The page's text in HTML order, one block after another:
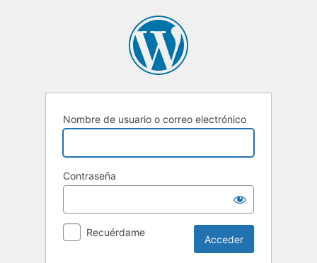
Nombre de usuario o correo electrónico
Contraseña
Recuérdame